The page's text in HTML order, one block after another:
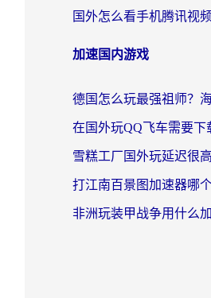
加速国内游戏